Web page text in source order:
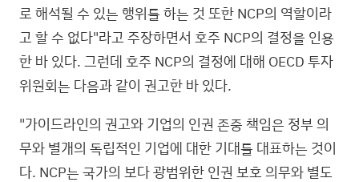
로 해석될 수 있는 행위를 하는 것 또한 NCP의 역할이라
고 할 수 없다"라고 주장하면서 호주 NCP의 결정을 인용
한 바 있다. 그런데 호주 NCP의 결정에 대해 OECD 투자
위원회는 다음과 같이 권고한 바 있다.
"가이드라인의 권고와 기업의 인권 존중 책임은 정부 의
무와 별개의 독립적인 기업에 대한 기대를 대표하는 것이
다. NCP는 국가의 보다 광범위한 인권 보호 의무와 별도